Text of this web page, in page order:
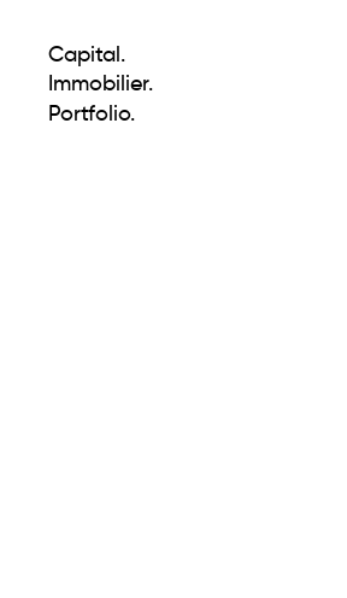
Capital.
Immobilier.
Portfolio.